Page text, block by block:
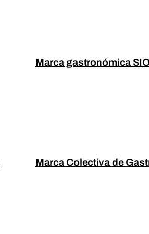
Marca gastronómica
Marca Colectiva de